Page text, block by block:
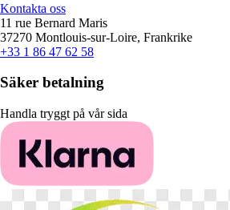
Kontakta oss
11 rue Bernard Maris
37270 Montlouis-sur-Loire, Frankrike
+33 1 86 47 62 58
Säker betalning
Handla tryggt på vår sida